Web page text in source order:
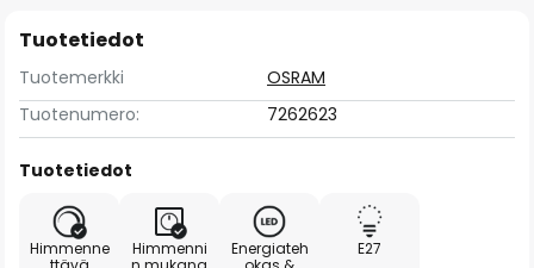
Tuotetiedot
Tuotemerkki
OSRAM
Tuotenumero:
7262623
Tuotetiedot
Himmenne
Himmenni
Energiateh
E27